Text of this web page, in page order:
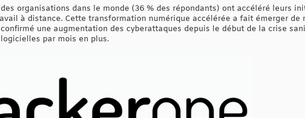
organisations dans le monde (36 % des répondants) ont accéléré leurs
à distance. Cette transformation numérique accélérée a fait émerger de
une augmentation des cyberattaques depuis le début de la crise
par mois en plus.